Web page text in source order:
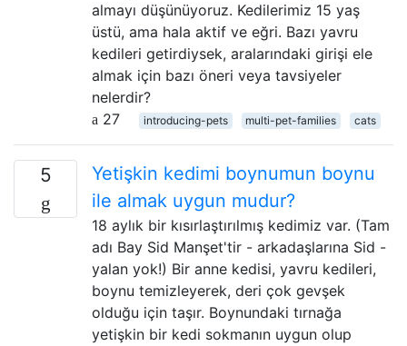
almayı düşünüyoruz. Kedilerimiz 15 yaş
üstü, ama hala aktif ve eğri. Bazı yavru
kedileri getirdiysek, aralarındaki girişi ele
almak için bazı öneri veya tavsiyeler
nelerdir?
27
introducing-pets multi-pet-families cats
5
Yetişkin kedimi boynumun boynu
ile almak uygun mudur?
18 aylık bir kısırlaştırılmış kedimiz var. (Tam
adı Bay Sid Manşet'tir - arkadaşlarına Sid -
yalan yok!) Bir anne kedisi, yavru kedileri,
boynu temizleyerek, deri çok gevşek
olduğu için taşır. Boynundaki tırnağa
yetişkin bir kedi sokmanın uygun olup